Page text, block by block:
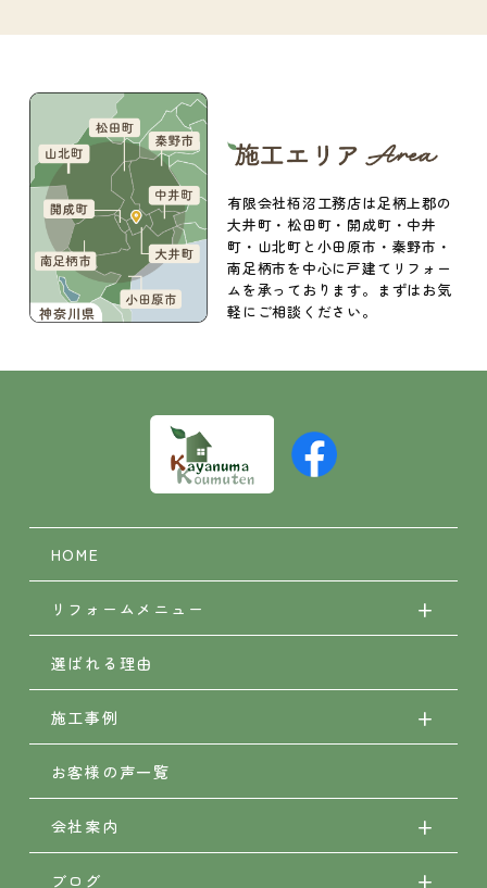
有限会社栢沼工務店は足柄上郡の
大井町・松田町・開成町・中井
町・山北町と小田原市・秦野市・
南足柄市を中心に戸建てリフォー
ムを承っております。まずはお気
軽にご相談ください。
HOME
リフォームメニュー
選ばれる理由
施工事例
お客様の声一覧
会社案内
ブログ